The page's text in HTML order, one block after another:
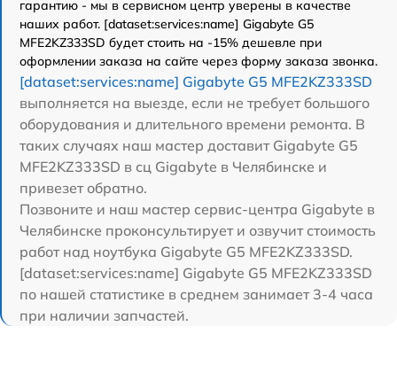
гарантию - мы в сервисном центр уверены в качестве
наших работ. [dataset:services:name] Gigabyte G5
MFE2KZ333SD будет стоить на -15% дешевле при
оформлении заказа на сайте через форму заказа звонка.
[dataset:services:name] Gigabyte G5 MFE2KZ333SD
выполняется на выезде, если не требует большого
оборудования и длительного времени ремонта. В
таких случаях наш мастер доставит Gigabyte G5
MFE2KZ333SD в сц Gigabyte в Челябинске и
привезет обратно.
Позвоните и наш мастер сервис-центра Gigabyte в
Челябинске проконсультирует и озвучит стоимость
работ над ноутбука Gigabyte G5 MFE2KZ333SD.
[dataset:services:name] Gigabyte G5 MFE2KZ333SD
по нашей статистике в среднем занимает 3-4 часа
при наличии запчастей.